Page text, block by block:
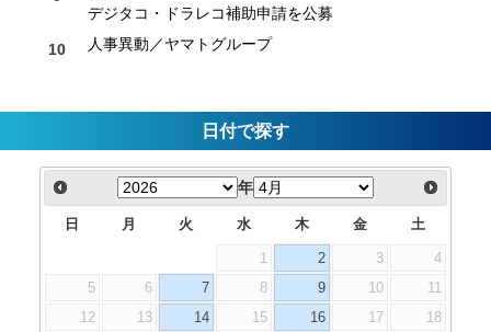
デジタコ・ドラレコ補助申請を公募
人事異動／ヤマトグループ
日付で探す
年
日 月 火 水 木 金 土
1 2 3
4
5
6 7 8 9 10
11
12
13 14 15 16 17
18